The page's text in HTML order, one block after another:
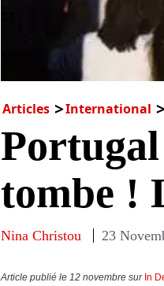
Articles International
tombe !
Nina Christou 23
Article publié le 12 novembre sur In